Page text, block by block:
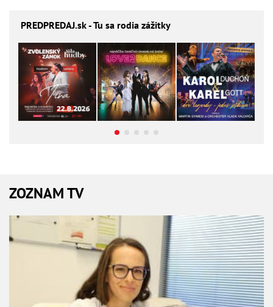
PREDPREDAJ.sk - Tu sa rodia zážitky
ZOZNAM TV